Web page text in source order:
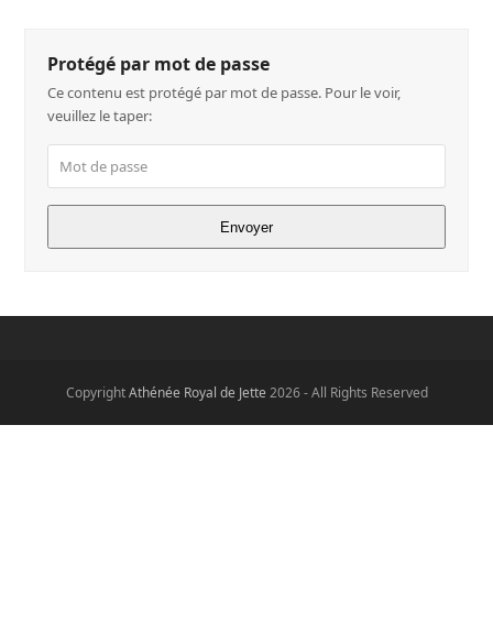
Protégé par mot de passe
Ce contenu est protégé par mot de passe. Pour le voir,
veuillez le taper:
CopyrightAthénée Royal de Jette 2026 - All Rights Reserved